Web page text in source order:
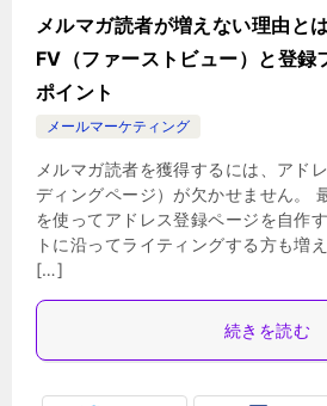
メルマガ読者が増えない理由と
FV（ファーストビュー）と登録
ポイント
メールマーケティング
メルマガ読者を獲得するには、アド
ディングページ）が欠かせません。
を使ってアドレス登録ページを自作
トに沿ってライティングする方も増
[…]
続きを読む